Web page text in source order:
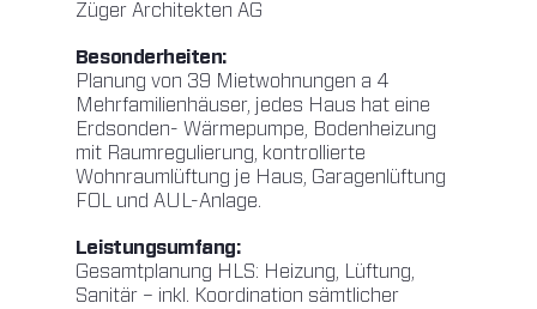
Züger Architekten AG
Besonderheiten:
Planung von 39 Mietwohnungen a 4
Mehrfamilienhäuser, jedes Haus hat eine
Erdsonden- Wärmepumpe, Bodenheizung
mit Raumregulierung, kontrollierte
Wohnraumlüftung je Haus, Garagenlüftung
FOL und AUL-Anlage.
Leistungsumfang:
Gesamtplanung HLS: Heizung, Lüftung,
Sanitär – inkl. Koordination sämtlicher